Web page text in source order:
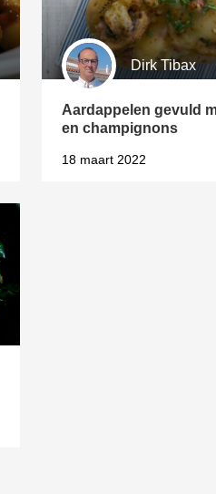
Dirk Tibax
Aardappelen gevuld
en champignons
18 maart 2022